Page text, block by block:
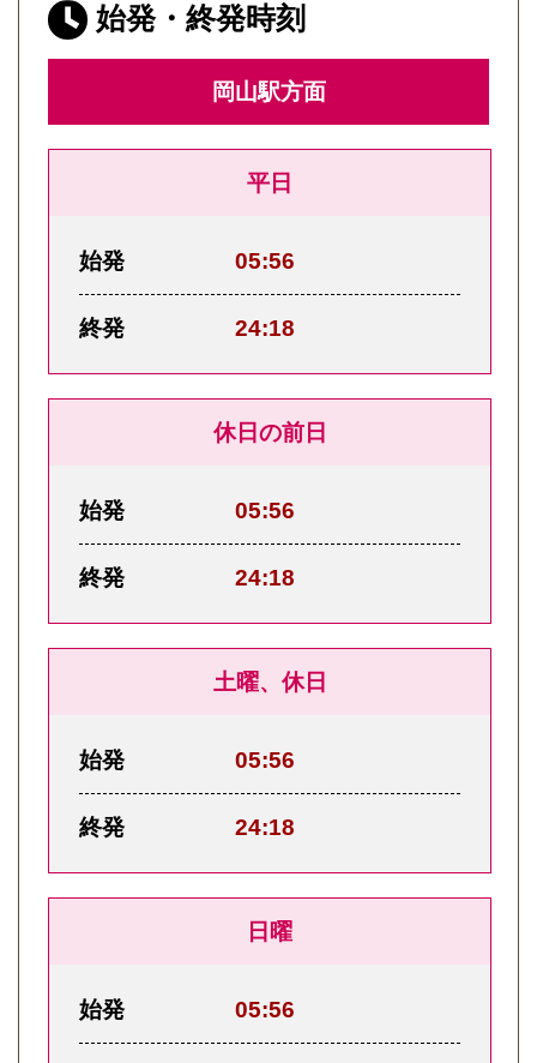
始発・終発時刻
岡山駅方面
平日
始発 05:56
終発 24:18
休日の前日
始発 05:56
終発 24:18
土曜、休日
始発 05:56
終発 24:18
日曜
始発 05:56